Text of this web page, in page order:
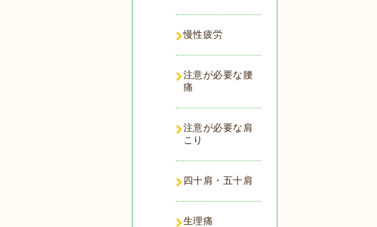
慢性疲労
注意が必要な腰
痛
注意が必要な肩
こり
四十肩・五十肩
生理痛